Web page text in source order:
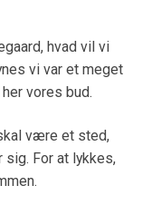
hvad vil vi
vi var et meget
vores bud.
være et sted,
For at lykkes,